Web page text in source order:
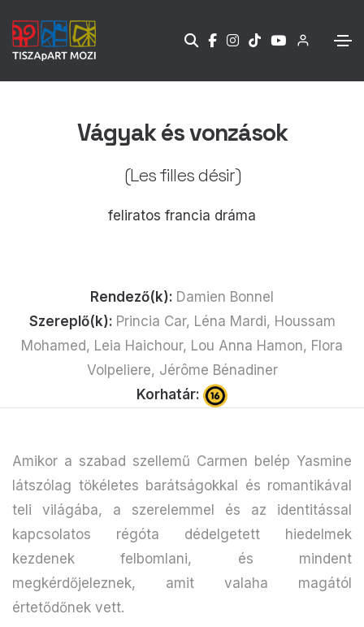
Vágyak és vonzások
(Les filles désir)
feliratos francia dráma
Rendező(k): Damien Bonnel
Szereplő(k): Princia Car, Léna Mardi, Houssam
Mohamed, Leia Haichour, Lou Anna Hamon, Flora
Volpeliere, Jérôme Bénadiner
Korhatár:
Amikor a szabad szellemű Carmen belép Yasmine
látszólag tökéletes barátságokkal és romantikával
teli világába, a szerelemmel és az identitással
kapcsolatos régóta dédelgetett hiedelmek
kezdenek felbomlani, és mindent
megkérdőjeleznek, amit valaha magától
értetődőnek vett.